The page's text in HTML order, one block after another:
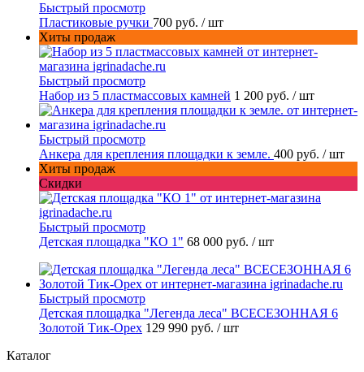
Быстрый просмотр
Пластиковые ручки 700 руб. / шт
Хиты продаж
Быстрый просмотр
Набор из 5 пластмассовых камней 1 200 руб. / шт
Быстрый просмотр
Анкера для крепления площадки к земле. 400 руб. / шт
Хиты продаж
Скидки
Быстрый просмотр
Детская площадка "КО 1" 68 000 руб. / шт
Быстрый просмотр
Детская площадка "Легенда леса" ВСЕСЕЗОННАЯ 6
Золотой Тик-Орех 129 990 руб. / шт
Каталог